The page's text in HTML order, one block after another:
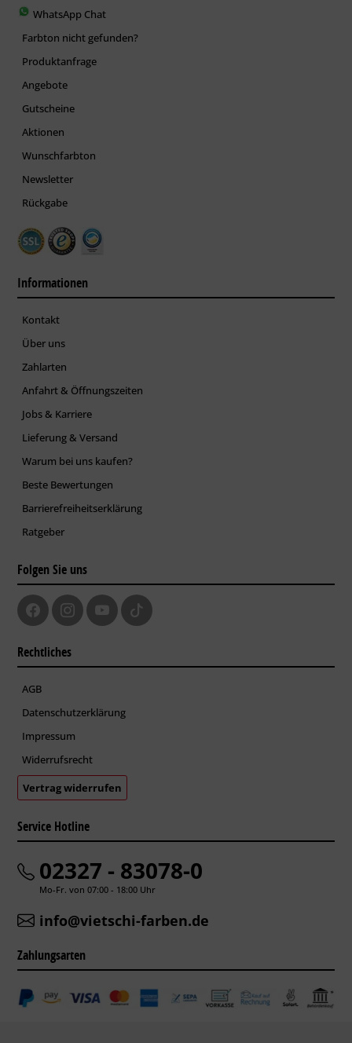
WhatsApp Chat
Farbton nicht gefunden?
Produktanfrage
Angebote
Gutscheine
Aktionen
Wunschfarbton
Newsletter
Rückgabe
Informationen
Kontakt
Über uns
Zahlarten
Anfahrt & Öffnungszeiten
Jobs & Karriere
Lieferung & Versand
Warum bei uns kaufen?
Beste Bewertungen
Barrierefreiheitserklärung
Ratgeber
Folgen Sie uns
Rechtliches
AGB
Datenschutzerklärung
Impressum
Widerrufsrecht
Vertrag widerrufen
Service Hotline
02327 - 83078-0
Mo-Fr. von 07:00 - 18:00 Uhr
info@vietschi-farben.de
Zahlungsarten